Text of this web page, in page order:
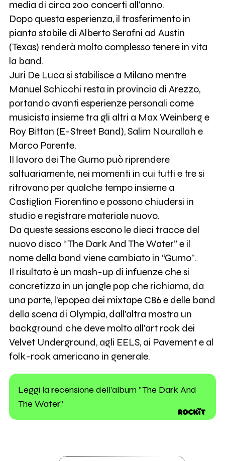
media di circa 200 concerti all'anno.
Dopo questa esperienza, il trasferimento in
pianta stabile di Alberto Serafni ad Austin
(Texas) renderà molto complesso tenere in vita
la band.
Juri De Luca si stabilisce a Milano mentre
Manuel Schicchi resta in provincia di Arezzo,
portando avanti esperienze personali come
musicista insieme tra gli altri a Max Weinberg e
Roy Bittan (E-Street Band), Salim Nourallah e
Marco Parente.
Il lavoro dei The Gumo può riprendere
saltuariamente, nei momenti in cui tutti e tre si
ritrovano per qualche tempo insieme a
Castiglion Fiorentino e possono chiudersi in
studio e registrare materiale nuovo.
Da queste sessions escono le dieci tracce del
nuovo disco “The Dark And The Water” e il
nome della band viene cambiato in “Gumo”.
Il risultato è un mash-up di infuenze che si
concretizza in un jangle pop che richiama, da
una parte, l'epopea dei mixtape C86 e delle band
della scena di Olympia, dall'altra mostra un
background che deve molto all'art rock dei
Velvet Underground, agli EELS, ai Pavement e al
folk-rock americano in generale.
Leggi la recensione dell'album "The Dark And
The Water"